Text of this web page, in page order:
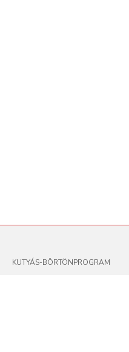
KUTYÁS-BÖRTÖNPROGRAM